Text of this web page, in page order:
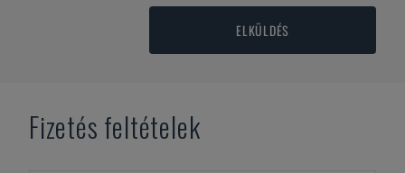
ELKÜLDÉS
Fizetés feltételek